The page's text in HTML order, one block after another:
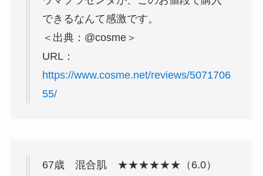
できるなんて感激です。
＜出典：@cosme＞
URL：
https://www.cosme.net/reviews/5071706
55/
67歳 混合肌 ★★★★★★（6.0）